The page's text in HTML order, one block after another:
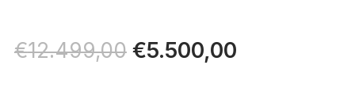
€12.499,00 Il
€5.500,00Il